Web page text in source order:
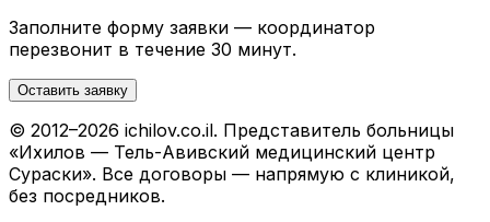
Заполните форму заявки — координатор
перезвонит в течение 30 минут.
Оставить заявку
© 2012–2026 ichilov.co.il. Представитель больницы
«Ихилов — Тель-Авивский медицинский центр
Сураски». Все договоры — напрямую с клиникой,
без посредников.